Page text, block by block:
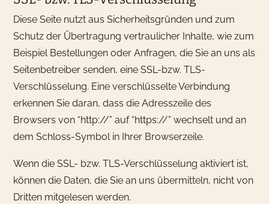
Diese Seite nutzt aus Sicherheitsgründen und zum
Schutz der Übertragung vertraulicher Inhalte, wie zum
Beispiel Bestellungen oder Anfragen, die Sie an uns als
Seitenbetreiber senden, eine SSL-bzw. TLS-
Verschlüsselung. Eine verschlüsselte Verbindung
erkennen Sie daran, dass die Adresszeile des
Browsers von “http://” auf “https://” wechselt und an
dem Schloss-Symbol in Ihrer Browserzeile.
Wenn die SSL- bzw. TLS-Verschlüsselung aktiviert ist,
können die Daten, die Sie an uns übermitteln, nicht von
Dritten mitgelesen werden.